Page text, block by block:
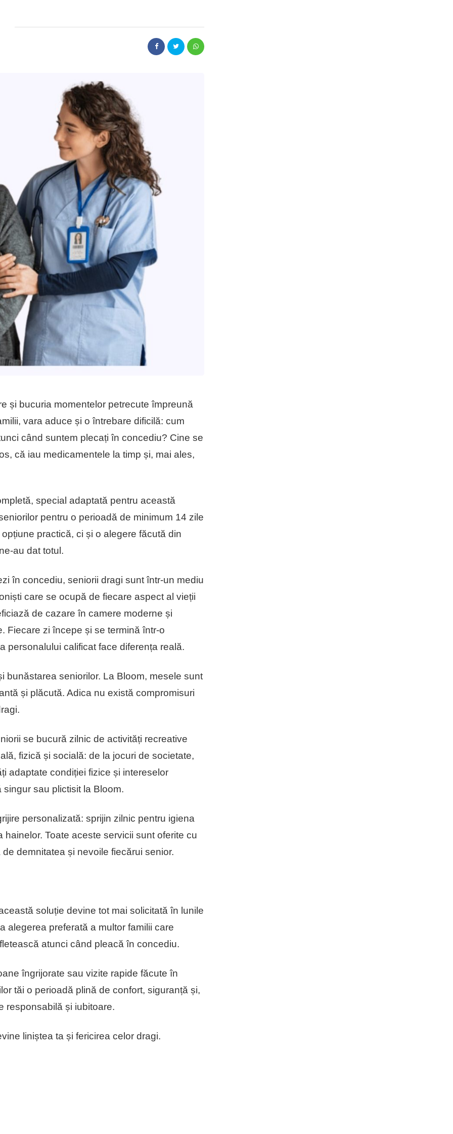
și bucuria momentelor petrecute împreună
vara aduce și o întrebare dificilă: cum
când suntem plecați în concediu? Cine se
că iau medicamentele la timp și, mai ales,
special adaptată pentru această
pentru o perioadă de minimum 14 zile
practică, ci și o alegere făcută din
au dat totul.
în concediu, seniorii dragi sunt într-un mediu
care se ocupă de fiecare aspect al vieții
de cazare în camere moderne și
Fiecare zi începe și se termină într-o
personalului calificat face diferența reală.
bunăstarea seniorilor. La Bloom, mesele sunt
și plăcută. Adica nu există compromisuri
se bucură zilnic de activități recreative
fizică și socială: de la jocuri de societate,
adaptate condiției fizice și intereselor
sau plictisit la Bloom.
personalizată: sprijin zilnic pentru igiena
Toate aceste servicii sunt oferite cu
demnitatea și nevoile fiecărui senior.
soluție devine tot mai solicitată în lunile
alegerea preferată a multor familii care
atunci când pleacă în concediu.
îngrijorate sau vizite rapide făcute în
tăi o perioadă plină de confort, siguranță și,
responsabilă și iubitoare.
liniștea ta și fericirea celor dragi.